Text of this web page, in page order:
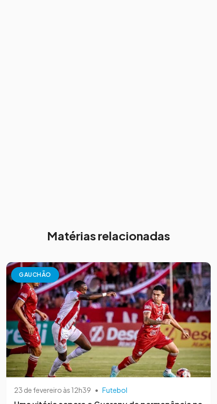
Matérias relacionadas
GAUCHÃO
23 de fevereiro às 12h39 • Futebol